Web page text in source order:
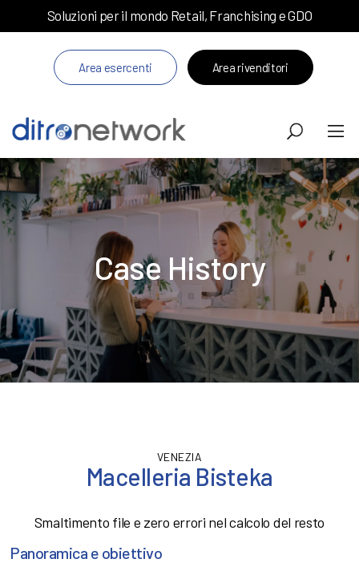
Soluzioni per il mondo Retail, Franchising e GDO
Area esercenti Area rivenditori
Case History
VENEZIA
Macelleria Bisteka
Smaltimento file e zero errori nel calcolo del resto
Panoramica e obiettivo